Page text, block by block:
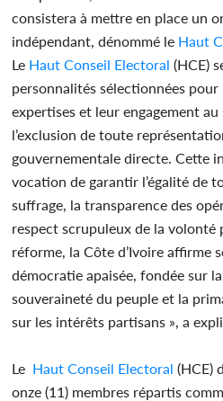
consistera à mettre en place un
indépendant, dénommé le Haut
Le Haut Conseil Electoral (HCE)
personnalités sélectionnées
expertises et leur engagement
l’exclusion de toute
gouvernementale directe. Cette
vocation de garantir l’égalité de
suffrage, la transparence des
respect scrupuleux de la volonté
réforme, la Côte d’Ivoire affirme
démocratie apaisée, fondée sur
souveraineté du peuple et la
sur les intérêts partisans », a
Le Haut Conseil Electoral (HCE)
onze (11) membres répartis